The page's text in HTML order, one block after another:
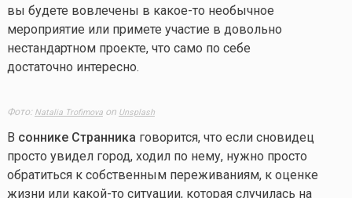
вы будете вовлечены в какое-то необычное
мероприятие или примете участие в довольно
нестандартном проекте, что само по себе
достаточно интересно.
Фото: Natalia Trofimovaon Unsplash
В соннике Странника говорится, что если сновидец
просто увидел город, ходил по нему, нужно просто
обратиться к собственным переживаниям, к оценке
жизни или какой-то ситуации, которая случилась на